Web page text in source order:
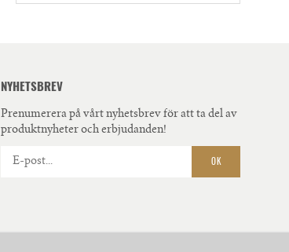
NYHETSBREV
Prenumerera på vårt nyhetsbrev för att ta del av
produktnyheter och erbjudanden!
OK